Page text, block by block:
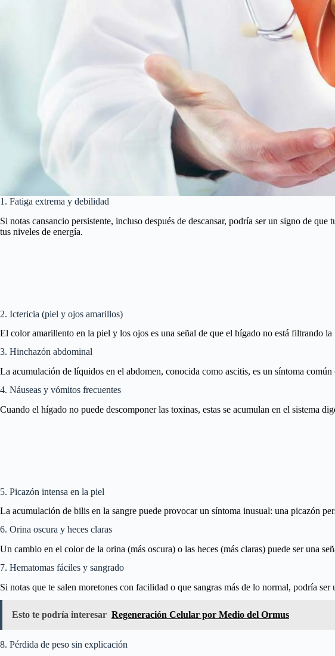
1. Fatiga extrema y debilidad
Si notas cansancio persistente, incluso después de descansar, podría ser un signo de
tus niveles de energía.
2. Ictericia (piel y ojos amarillos)
El color amarillento en la piel y los ojos es una señal de que el hígado no está filtrando
3. Hinchazón abdominal
La acumulación de líquidos en el abdomen, conocida como ascitis, es un síntoma
4. Náuseas y vómitos frecuentes
Cuando el hígado no puede descomponer las toxinas, estas se acumulan en el sistema
5. Picazón intensa en la piel
La acumulación de bilis en la sangre puede provocar un síntoma inusual: una picazón
6. Orina oscura y heces claras
Un cambio en el color de la orina (más oscura) o las heces (más claras) puede ser una
7. Hematomas fáciles y sangrado
Si notas que te salen moretones con facilidad o que sangras más de lo normal, podría
Esto te podría interesar Regeneración Celular por Medio del Ormus
8. Pérdida de peso sin explicación